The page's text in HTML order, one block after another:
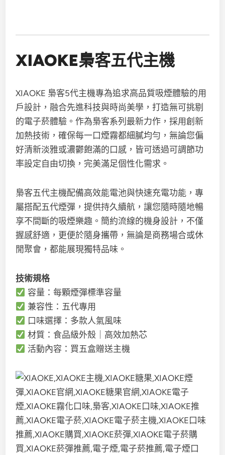
XIAOKE梟客五代主機
XIAOKE 梟客5代主機專為追求高品質吸煙體驗的用
戶設計，融合先進科技與時尚美學，打造無可挑剔
的電子菸體驗。作為梟客系列最新力作，採用創新
加熱技術，確保每一口煙霧都細膩均勻，無論您偏
好清新淡雅或濃鬱飽滿的口感，皆可透過可調節功
率設定自由切換，完美滿足個性化需求。
梟客五代主機配備高效能電池與快速充電功能，專
屬搭配五代煙彈，提供持久續航，讓您隨時隨地暢
享不間斷的吸煙樂趣。簡約流線的機身設計，不僅
握感舒適，更便於隨身攜帶，無論是商務場合或休
閒聚會，都能展現獨特品味。
技術規格
容量：每顆煙彈標準容量
兼容性：五代專用
口味選擇：多款人氣風味
材質：食品級外殼｜高效加熱芯
活動內容：買五盒贈送主機